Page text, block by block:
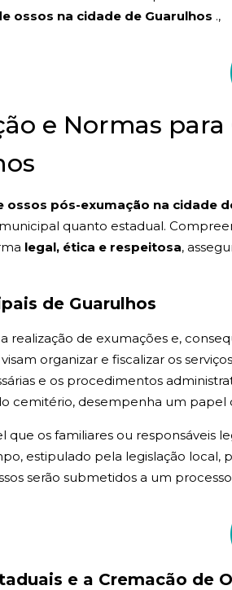
ossos na cidade de Guarulhos .,
e Normas
ossos pós-exumação na cidade
quanto estadual.
legal, ética e respeitosa,
de Guarulhos
a realização de exumações e,
organizar e fiscalizar os
e os procedimentos
cemitério, desempenha um papel
que os familiares ou responsáveis
estipulado pela legislação local,
serão submetidos a um
e a Cremacão de